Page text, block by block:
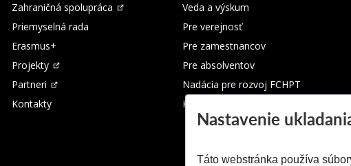
Zahraničná spolupráca
Priemyselná rada
Erasmus+
Projekty
Partneri
Kontakty
Veda a výskum
Pre verejnosť
Pre zamestnancov
Pre absolventov
Nadácia pre rozvoj FCHPT
Kontakty
Nastavenie
Táto webstránka používa